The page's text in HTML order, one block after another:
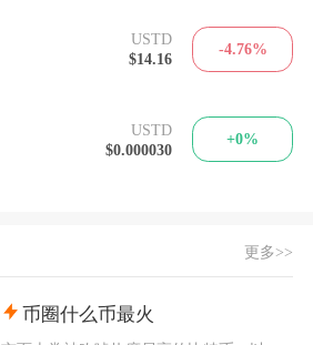
USTD
$14.16
-4.76%
USTD
$0.000030
+0%
更多>>
币圈什么币最火